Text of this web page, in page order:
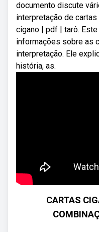
documento discute
interpretação de
cigano | pdf | tarô.
informações sobre as
interpretação. Ele
história, as.
CARTAS